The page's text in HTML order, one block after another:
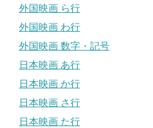
外国映画 ら行
外国映画 わ行
外国映画 数字・記号
日本映画 あ行
日本映画 か行
日本映画 さ行
日本映画 た行